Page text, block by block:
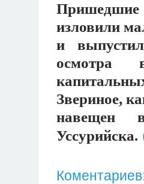
Пришедшие
изловили
и
осмотра
Звериное,
навещен
Уссурийска.